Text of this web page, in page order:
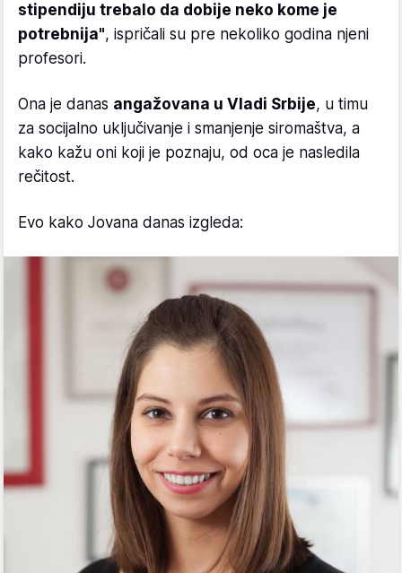
stipendiju trebalo da dobije neko kome je
potrebnija", ispričali su pre nekoliko godina njeni
profesori.
Ona je danas angažovana u Vladi Srbije, u timu
za socijalno uključivanje i smanjenje siromaštva, a
kako kažu oni koji je poznaju, od oca je nasledila
rečitost.
Evo kako Jovana danas izgleda: